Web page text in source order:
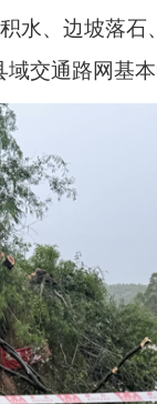
水、边坡落石
交通路网基本